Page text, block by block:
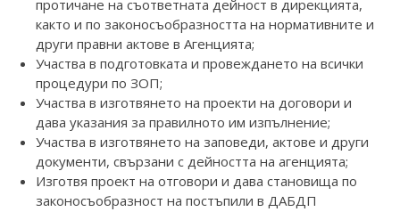
протичане на съответната дейност в дирекцията,
както и по законосъобразността на нормативните и
други правни актове в Агенцията;
Участва в подготовката и провеждането на всички
процедури по ЗОП;
Участва в изготвянето на проекти на договори и
дава указания за правилното им изпълнение;
Участва в изготвянето на заповеди, актове и други
документи, свързани с дейността на агенцията;
Изготвя проект на отговори и дава становища по
законосъобразност на постъпили в ДАБДП